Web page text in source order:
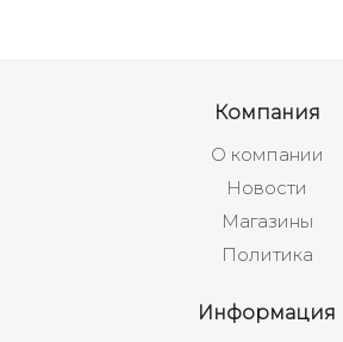
Компания
О компании
Новости
Магазины
Политика
Информация